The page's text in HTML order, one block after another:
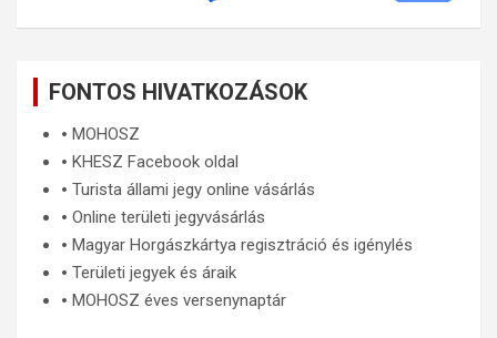
FONTOS HIVATKOZÁSOK
🞄 MOHOSZ
🞄 KHESZ Facebook oldal
🞄 Turista állami jegy online vásárlás
🞄 Online területi jegyvásárlás
🞄 Magyar Horgászkártya regisztráció és igénylés
🞄 Területi jegyek és áraik
🞄 MOHOSZ éves versenynaptár